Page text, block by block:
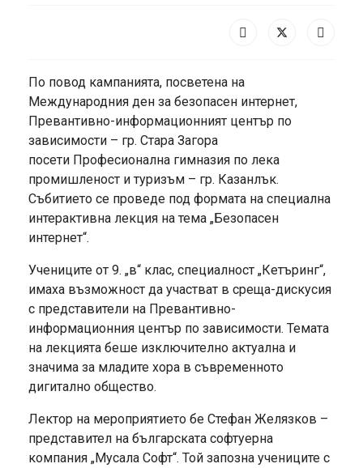
По повод кампанията, посветена на
Международния ден за безопасен интернет,
Превантивно-информационният център по
зависимости – гр. Стара Загора
посети Професионална гимназия по лека
промишленост и туризъм – гр. Казанлък.
Събитието се проведе под формата на специална
интерактивна лекция на тема „Безопасен
интернет“.
Учениците от 9. „в“ клас, специалност „Кетъринг“,
имаха възможност да участват в среща-дискусия
с представители на Превантивно-
информационния център по зависимости. Темата
на лекцията беше изключително актуална и
значима за младите хора в съвременното
дигитално общество.
Лектор на мероприятието бе Стефан Желязков –
представител на българската софтуерна
компания „Мусала Софт“. Той запозна учениците с